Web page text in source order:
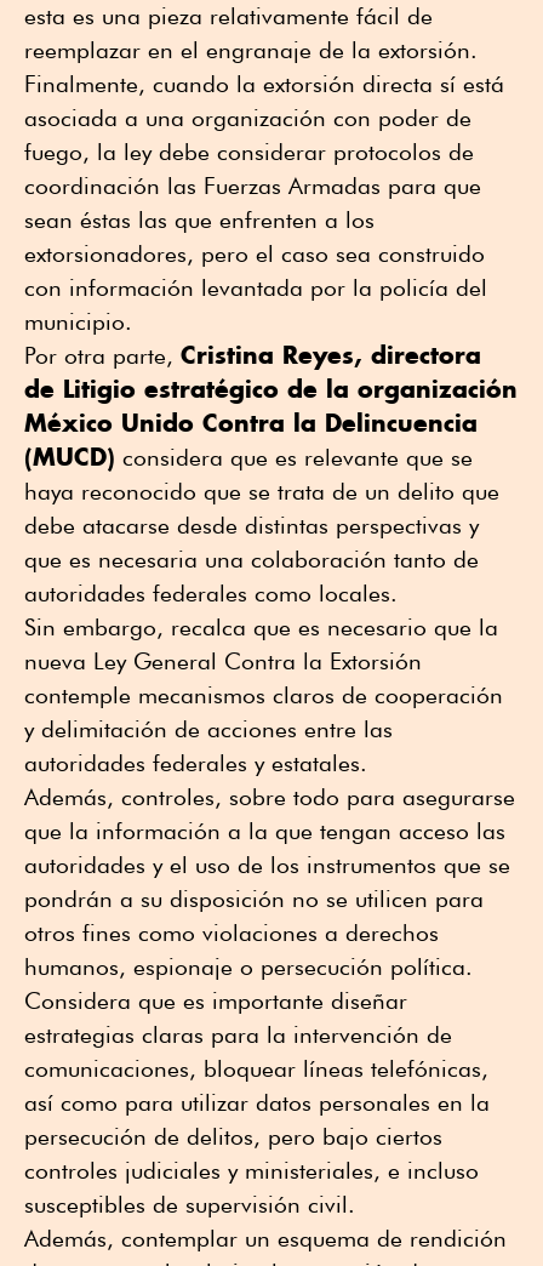
esta es una pieza relativamente fácil de
reemplazar en el engranaje de la extorsión.
Finalmente, cuando la extorsión directa sí está
asociada a una organización con poder de
fuego, la ley debe considerar protocolos de
coordinación las Fuerzas Armadas para que
sean éstas las que enfrenten a los
extorsionadores, pero el caso sea construido
con información levantada por la policía del
municipio.
Por otra parte, Cristina Reyes, directora
de Litigio estratégico de la organización
México Unido Contra la Delincuencia
(MUCD) considera que es relevante que se
haya reconocido que se trata de un delito que
debe atacarse desde distintas perspectivas y
que es necesaria una colaboración tanto de
autoridades federales como locales.
Sin embargo, recalca que es necesario que la
nueva Ley General Contra la Extorsión
contemple mecanismos claros de cooperación
y delimitación de acciones entre las
autoridades federales y estatales.
Además, controles, sobre todo para asegurarse
que la información a la que tengan acceso las
autoridades y el uso de los instrumentos que se
pondrán a su disposición no se utilicen para
otros fines como violaciones a derechos
humanos, espionaje o persecución política.
Considera que es importante diseñar
estrategias claras para la intervención de
comunicaciones, bloquear líneas telefónicas,
así como para utilizar datos personales en la
persecución de delitos, pero bajo ciertos
controles judiciales y ministeriales, e incluso
susceptibles de supervisión civil.
Además, contemplar un esquema de rendición